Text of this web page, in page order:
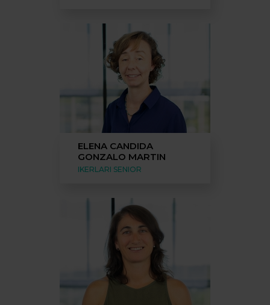
ELENA CANDIDA
GONZALO MARTIN
IKERLARI SENIOR